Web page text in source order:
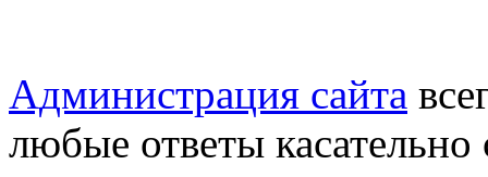
Администрация сайта
любые ответы касательно